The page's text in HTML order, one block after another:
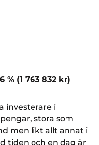
% (1 763 832 kr)
investerare i
stora som
men likt allt annat i
tiden och en dag är